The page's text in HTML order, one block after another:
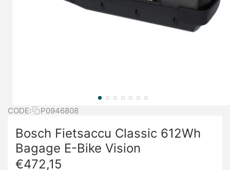
CODE: P0946808
Bosch Fietsaccu Classic 612Wh
Bagage E-Bike Vision
€472,15